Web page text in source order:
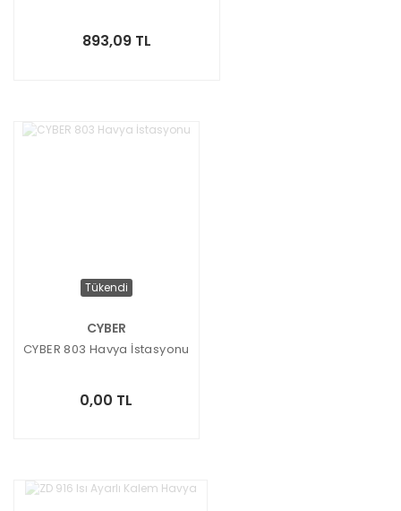
893,09 TL
Tükendi
CYBER
CYBER 803 Havya İstasyonu
0,00 TL